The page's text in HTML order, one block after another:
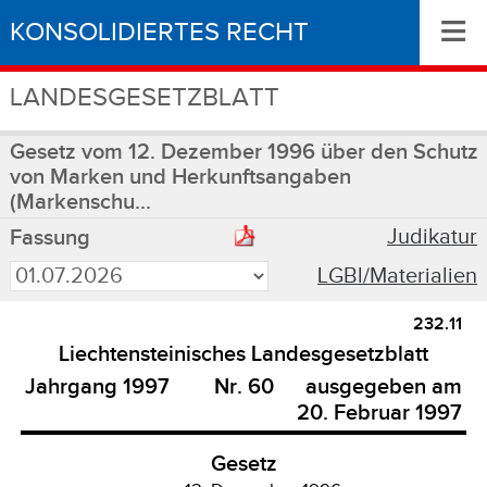
KONSOLIDIERTES RECHT
LANDESGESETZBLATT
≡
Gesetz vom 12. Dezember 1996 über den Schutz
von Marken und Herkunftsangaben
(Markenschu...
Fassung
Judikatur
LGBl/Materialien